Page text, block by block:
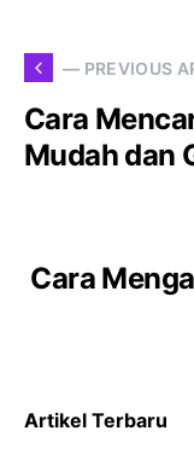
— PREVIOUS
Cara
Mudah dan
Cara
Artikel Terbaru